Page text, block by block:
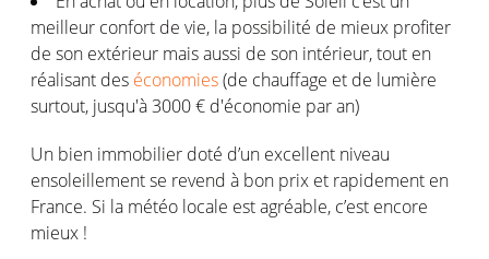
meilleur confort de vie, la possibilité de mieux profiter
de son extérieur mais aussi de son intérieur, tout en
réalisant des économies(de chauffage et de lumière
surtout, jusqu'à 3000 € d'économie par an)
Un bien immobilier doté d’un excellent niveau
ensoleillement se revend à bon prix et rapidement en
France. Si la météo locale est agréable, c’est encore
mieux !